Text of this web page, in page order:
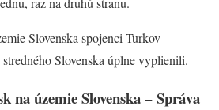
Slovenska spojenci Turkov
Slovenska úplne vyplienili.
na územie Slovenska – Správa